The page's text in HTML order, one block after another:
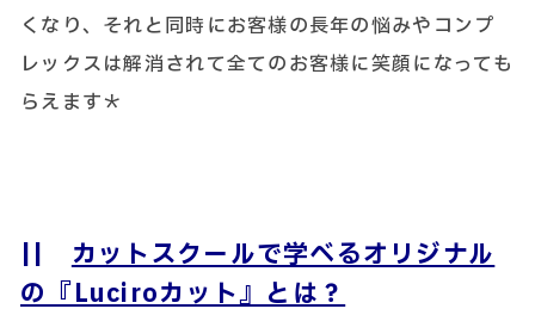
くなり、それと同時にお客様の長年の悩みやコンプ
レックスは解消されて全てのお客様に笑顔になっても
らえます＊
||カットスクールで学べるオリジナル
の『Luciroカット』とは？